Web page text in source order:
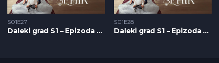
S01E27
Daleki grad S1 – Epizoda 27
S01E28
Daleki grad S1 – Epizoda 28